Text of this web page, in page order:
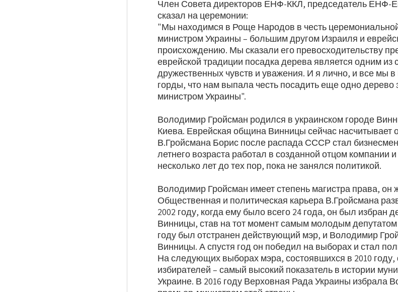
Член Совета директоров ЕНФ-ККЛ, председатель ЕНФ-
сказал на церемонии:
"Мы находимся в Роще Народов в честь
министром Украины – большим другом Израиля и
происхождению. Мы сказали его превосходительству
еврейской традиции посадка дерева является одним
дружественных чувств и уважения. И я лично, и все мы
горды, что нам выпала честь посадить еще одно дерево
министром Украины".
Володимир Гройсман родился в украинском городе
Киева. Еврейская община Винницы сейчас насчитывает
В.Гройсмана Борис после распада СССР стал
летнего возраста работал в созданной отцом компании
несколько лет до тех пор, пока не занялся политикой.
Володимир Гройсман имеет степень магистра права, он
Общественная и политическая карьера В.Гройсмана
2002 году, когда ему было всего 24 года, он был избран
Винницы, став на тот момент самым молодым депутатом
году был отстранен действующий мэр, и Володимир
Винницы. А спустя год он победил на выборах и стал
На следующих выборах мэра, состоявшихся в 2010
избирателей – самый высокий показатель в истории
Украине. В 2016 году Верховная Рада Украины избрала